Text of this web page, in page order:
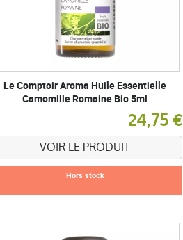
Le Comptoir Aroma Huile Essentielle
Camomille Romaine Bio 5ml
24,75 €
VOIR LE PRODUIT
Hors stock